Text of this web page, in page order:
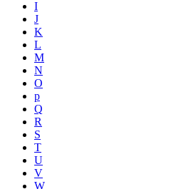
I
J
K
L
M
N
O
p
Q
R
S
T
U
V
W